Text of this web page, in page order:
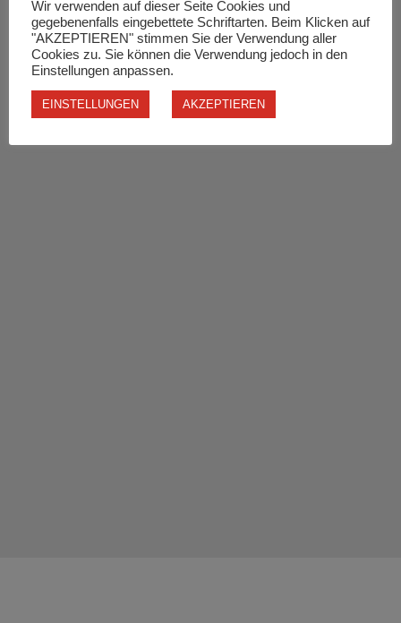
Wir verwenden auf dieser Seite Cookies und
gegebenenfalls eingebettete Schriftarten. Beim Klicken auf
"AKZEPTIEREN" stimmen Sie der Verwendung aller
Cookies zu. Sie können die Verwendung jedoch in den
Einstellungen anpassen.
EINSTELLUNGEN AKZEPTIEREN